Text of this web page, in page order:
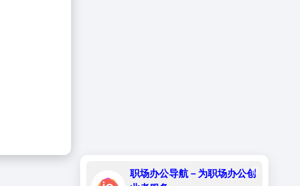
职场办公导航－为职场办公创